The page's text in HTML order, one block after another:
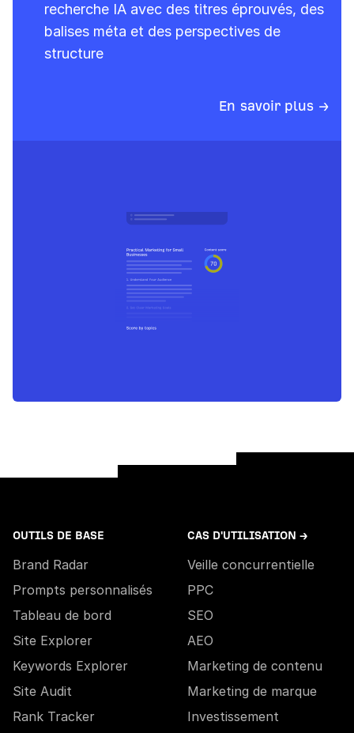
recherche IA avec des titres éprouvés, des
balises méta et des perspectives de
structure
En savoir plus →
OUTILS DE BASE
Brand Radar
Prompts personnalisés
Tableau de bord
Site Explorer
Keywords Explorer
Site Audit
Rank Tracker
CAS D'UTILISATION →
Veille concurrentielle
PPC
SEO
AEO
Marketing de contenu
Marketing de marque
Investissement